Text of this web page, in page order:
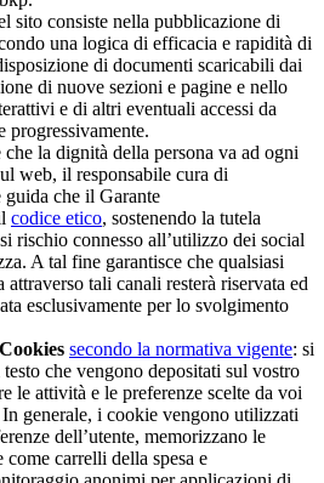
sito consiste nella pubblicazione di
una logica di efficacia e rapidità di
di documenti scaricabili dai
di nuove sezioni e pagine e nello
e di altri eventuali accessi da
progressivamente.
la dignità della persona va ad ogni
web, il responsabile cura di
guida che il Garante
codice etico, sostenendo la tutela
rischio connesso all’utilizzo dei social
A tal fine garantisce che qualsiasi
tali canali resterà riservata ed
esclusivamente per lo svolgimento
Cookies secondo la normativa vigente: si
che vengono depositati sul vostro
le attività e le preferenze scelte da voi
generale, i cookie vengono utilizzati
dell’utente, memorizzano le
carrelli della spesa e